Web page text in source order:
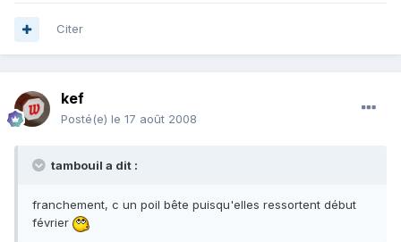
Citer
kef
Posté(e) le 17 août 2008
tambouil a dit :
franchement, c un poil bête puisqu'elles ressortent début
février